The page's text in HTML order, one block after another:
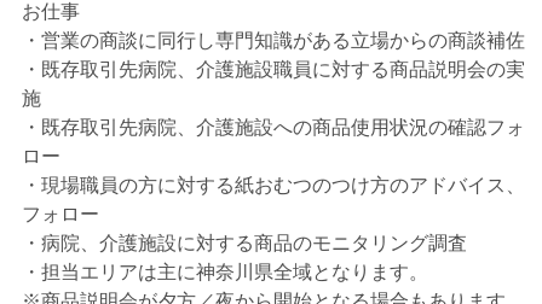
お仕事
・営業の商談に同行し専門知識がある立場からの商談補佐
・既存取引先病院、介護施設職員に対する商品説明会の実
施
・既存取引先病院、介護施設への商品使用状況の確認フォ
ロー
・現場職員の方に対する紙おむつのつけ方のアドバイス、
フォロー
・病院、介護施設に対する商品のモニタリング調査
・担当エリアは主に神奈川県全域となります。